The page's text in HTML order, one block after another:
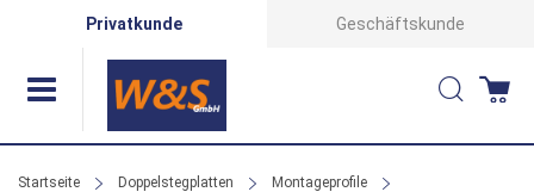
Privatkunde Geschäftskunde
Suche
Startseite Doppelstegplatten
Montageprofile